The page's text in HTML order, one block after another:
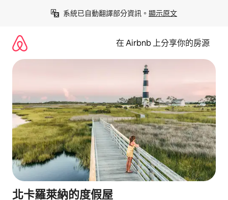
系統已自動翻譯部分資訊。 顯示原文
在 Airbnb 上分享你的房源
北卡羅萊納的度假屋